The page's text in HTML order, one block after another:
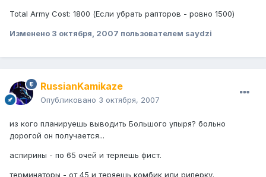
Total Army Cost: 1800 (Если убрать рапторов - ровно 1500)
Изменено 3 октября, 2007 пользователем saydzi
RussianKamikaze
Опубликовано 3 октября, 2007
из кого планируешь выводить Большого упыря? больно
дорогой он получается...
аспирины - по 65 очей и теряешь фист.
терминаторы - от 45 и теряешь комбик или риперку.